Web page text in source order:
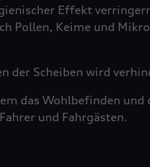
Effekt
Pollen, Keime und
der Scheiben wird
das Wohlbefinden und
und Fahrgästen.